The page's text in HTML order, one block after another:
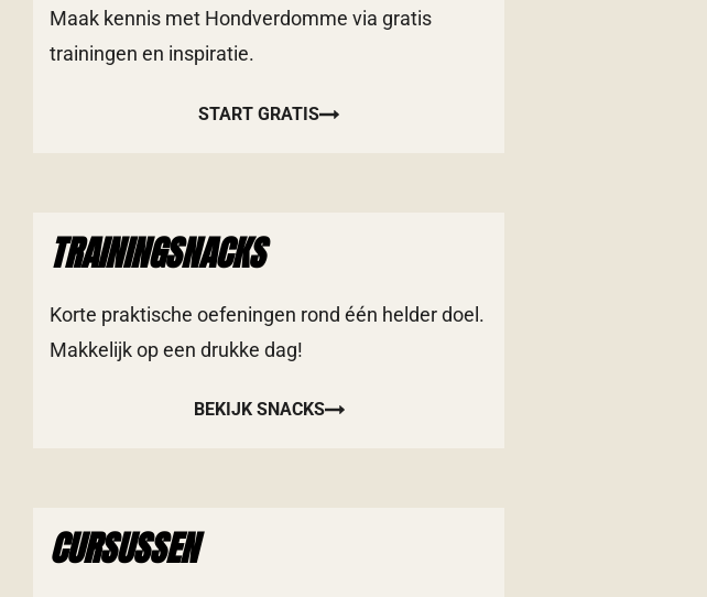
Maak kennis met Hondverdomme via gratis
trainingen en inspiratie.
START GRATIS
TRAININGSNACKS
Korte praktische oefeningen rond één helder doel.
Makkelijk op een drukke dag!
BEKIJK SNACKS
CURSUSSEN